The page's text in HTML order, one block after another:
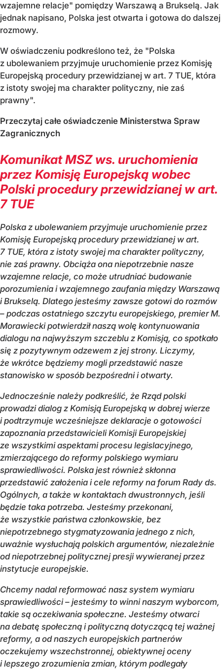
wzajemne relacje" pomiędzy Warszawą a Brukselą. Jak
jednak napisano, Polska jest otwarta i gotowa do dalszej
rozmowy.
W oświadczeniu podkreślono też, że "Polska
z ubolewaniem przyjmuje uruchomienie przez Komisję
Europejską procedury przewidzianej w art. 7 TUE, która
z istoty swojej ma charakter polityczny, nie zaś
prawny".
Przeczytaj całe oświadczenie Ministerstwa Spraw
Zagranicznych
Komunikat MSZ ws. uruchomienia
przez Komisję Europejską wobec
Polski procedury przewidzianej w art.
7 TUE
Polska z ubolewaniem przyjmuje uruchomienie przez
Komisję Europejską procedury przewidzianej w art.
7 TUE, która z istoty swojej ma charakter polityczny,
nie zaś prawny. Obciąża ona niepotrzebnie nasze
wzajemne relacje, co może utrudniać budowanie
porozumienia i wzajemnego zaufania między Warszawą
i Brukselą. Dlatego jesteśmy zawsze gotowi do rozmów
– podczas ostatniego szczytu europejskiego, premier M.
Morawiecki potwierdził naszą wolę kontynuowania
dialogu na najwyższym szczeblu z Komisją, co spotkało
się z pozytywnym odzewem z jej strony. Liczymy,
że wkrótce będziemy mogli przedstawić nasze
stanowisko w sposób bezpośredni i otwarty.
Jednocześnie należy podkreślić, że Rząd polski
prowadzi dialog z Komisją Europejską w dobrej wierze
i podtrzymuje wcześniejsze deklaracje o gotowości
zapoznania przedstawicieli Komisji Europejskiej
ze wszystkimi aspektami procesu legislacyjnego,
zmierzającego do reformy polskiego wymiaru
sprawiedliwości. Polska jest również skłonna
przedstawić założenia i cele reformy na forum Rady ds.
Ogólnych, a także w kontaktach dwustronnych, jeśli
będzie taka potrzeba. Jesteśmy przekonani,
że wszystkie państwa członkowskie, bez
niepotrzebnego stygmatyzowania jednego z nich,
uważnie wysłuchają polskich argumentów, niezależnie
od niepotrzebnej politycznej presji wywieranej przez
instytucje europejskie.
Chcemy nadal reformować nasz system wymiaru
sprawiedliwości – jesteśmy to winni naszym wyborcom,
takie są oczekiwania społeczne. Jesteśmy otwarci
na debatę społeczną i polityczną dotyczącą tej ważnej
reformy, a od naszych europejskich partnerów
oczekujemy wszechstronnej, obiektywnej oceny
i lepszego zrozumienia zmian, którym podlegały